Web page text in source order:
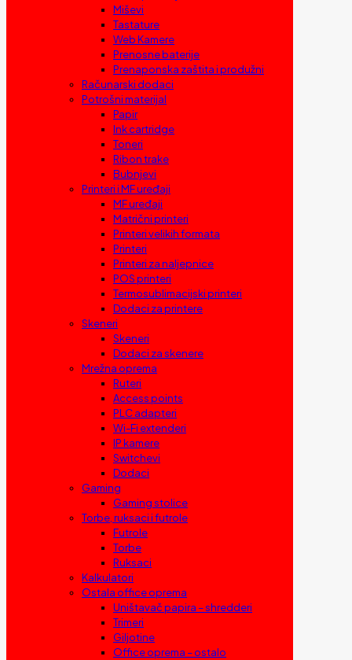
Miševi
Tastature
Web Kamere
Prenosne baterije
Prenaponska zaštita i produžni
Računarski dodaci
Potrošni materijal
Papir
Ink cartridge
Toneri
Ribon trake
Bubnjevi
Printeri i MF uređaji
MF uređaji
Matrični printeri
Printeri velikih formata
Printeri
Printeri za naljepnice
POS printeri
Termosublimacijski printeri
Dodaci za printere
Skeneri
Skeneri
Dodaci za skenere
Mrežna oprema
Ruteri
Access points
PLC adapteri
Wi-Fi extenderi
IP kamere
Switchevi
Dodaci
Gaming
Gaming stolice
Torbe, ruksaci i futrole
Futrole
Torbe
Ruksaci
Kalkulatori
Ostala office oprema
Uništavač papira – shredderi
Trimeri
Giljotine
Office oprema – ostalo